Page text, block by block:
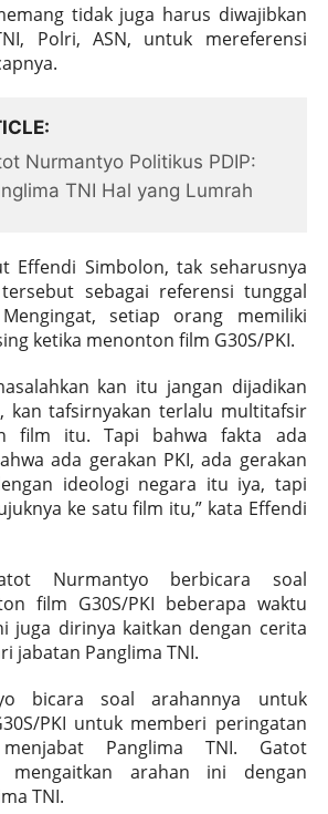
tidak juga harus diwajibkan
Polri, ASN, untuk mereferensi
Nurmantyo Politikus PDIP:
TNI Hal yang Lumrah
Effendi Simbolon, tak seharusnya
sebagai referensi tunggal
setiap orang memiliki
ketika menonton film G30S/PKI.
kan itu jangan dijadikan
kan tafsirnyakan terlalu multitafsir
film itu. Tapi bahwa fakta ada
ada gerakan PKI, ada gerakan
ideologi negara itu iya, tapi
ke satu film itu,” kata Effendi
Nurmantyo berbicara soal
film G30S/PKI beberapa waktu
juga dirinya kaitkan dengan cerita
jabatan Panglima TNI.
bicara soal arahannya untuk
PKI untuk memberi peringatan
Panglima TNI. Gatot
mengaitkan arahan ini dengan
TNI.